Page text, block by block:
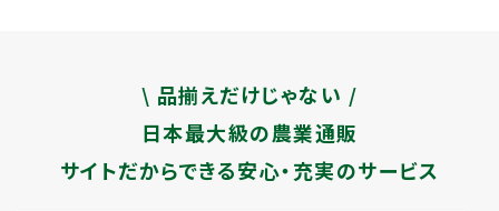
\ 品揃えだけじゃない /
日本最大級の農業通販
サイトだからできる安心・充実のサービス